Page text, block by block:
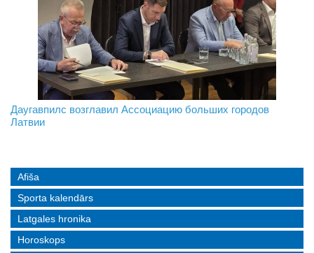
На границе с Беларусью ждут усиления
Даугавпилс возглавил Ассоциацию больших городов
Латвии
Инвалидность — не приговор: «Mediastrims» расскажет
реальные истории людей с ограниченными возможностями
Afiša
Sporta kalendārs
Latgales hronika
Horoskops